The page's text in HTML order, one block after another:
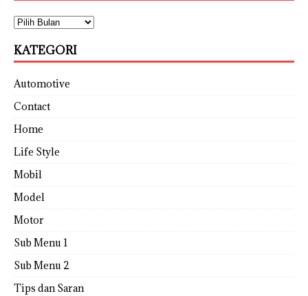
KATEGORI
Automotive
Contact
Home
Life Style
Mobil
Model
Motor
Sub Menu 1
Sub Menu 2
Tips dan Saran